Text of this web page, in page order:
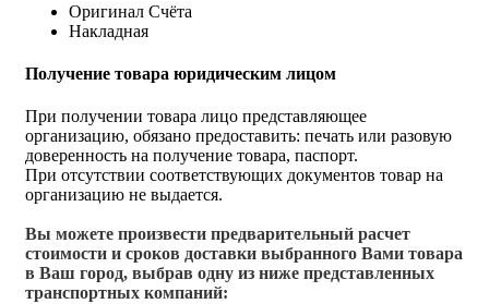
Оригинал Счёта
Накладная
Получение товара юридическим лицом
При получении товара лицо представляющее
организацию, обязано предоставить: печать или разовую
доверенность на получение товара, паспорт.
При отсутствии соответствующих документов товар на
организацию не выдается.
Вы можете произвести предварительный расчет
стоимости и сроков доставки выбранного Вами товара
в Ваш город, выбрав одну из ниже представленных
транспортных компаний: